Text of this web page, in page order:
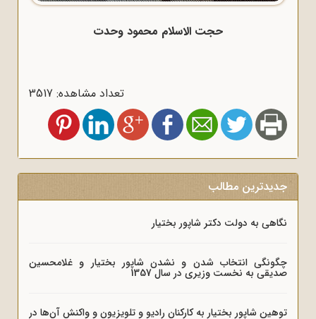
حجت الاسلام محمود وحدت
تعداد مشاهده: 3517
جدیدترین مطالب
نگاهی به دولت دکتر شاپور بختیار
چگونگی انتخاب شدن و نشدن شاپور بختیار و غلامحسین
صدیقی به نخست وزیری در سال 1357
توهین شاپور بختیار به کارکنان رادیو و تلویزیون و واکنش آن‌ها در